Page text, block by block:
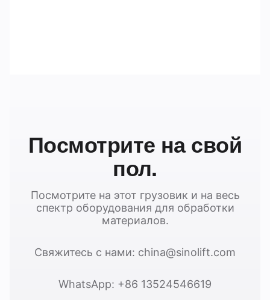
Посмотрите на свой
пол.
Посмотрите на этот грузовик и на весь
спектр оборудования для обработки
материалов.
Свяжитесь с нами: china@sinolift.com
WhatsApp: +86 13524546619